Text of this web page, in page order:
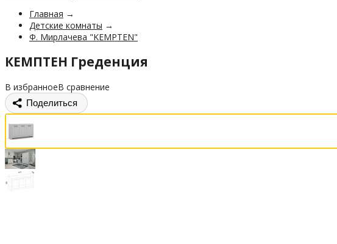
Главная →
Детские комнаты →
Ф. Мирлачева "KEMPTEN"
КЕМПТЕН Греденция
В избранноеВ сравнение
Поделиться